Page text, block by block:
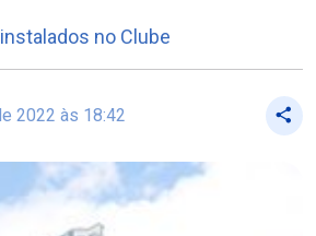
no Clube
2022 às 18:42